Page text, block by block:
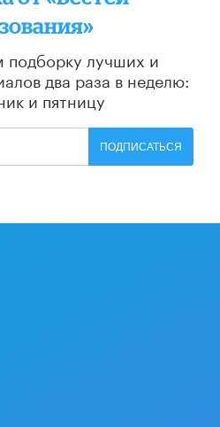
подборку лучших и
два раза в неделю:
и пятницу
ПОДПИСАТЬСЯ